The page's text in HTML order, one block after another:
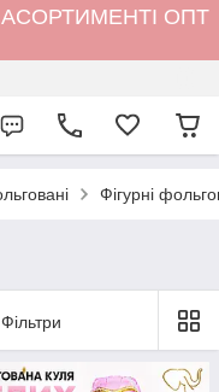
ОПТ
Фігурні
Фільтри